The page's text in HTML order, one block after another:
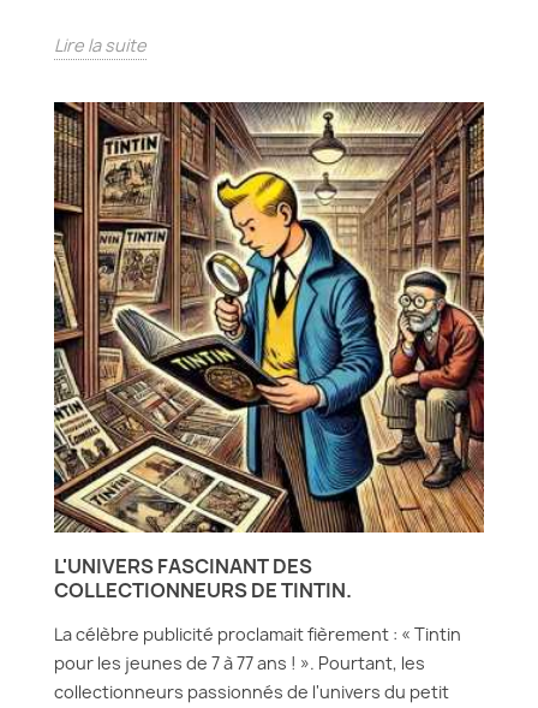
Lire la suite
L'UNIVERS FASCINANT DES
COLLECTIONNEURS DE TINTIN.
La célèbre publicité proclamait fièrement : « Tintin
pour les jeunes de 7 à 77 ans ! ». Pourtant, les
collectionneurs passionnés de l'univers du petit